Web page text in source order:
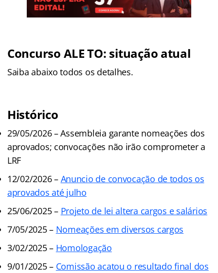
Concurso ALE TO: situação atual
Saiba abaixo todos os detalhes.
Histórico
29/05/2026 – Assembleia garante nomeações dos
aprovados; convocações não irão comprometer a
LRF
12/02/2026 – Anuncio de convocação de todos os
aprovados até julho
25/06/2025 – Projeto de lei altera cargos e salários
7/05/2025 – Nomeações em diversos cargos
3/02/2025 – Homologação
9/01/2025 – Comissão acatou o resultado final dos